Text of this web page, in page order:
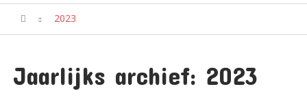
2023
Jaarlijks archief: 2023